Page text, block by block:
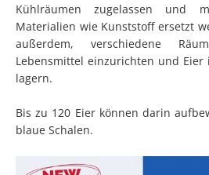
Kühlräumen zugelassen und
Materialien wie Kunststoff ersetzt
außerdem, verschiedene
Lebensmittel einzurichten und Eier
lagern.
Bis zu 120 Eier können darin
blaue Schalen.